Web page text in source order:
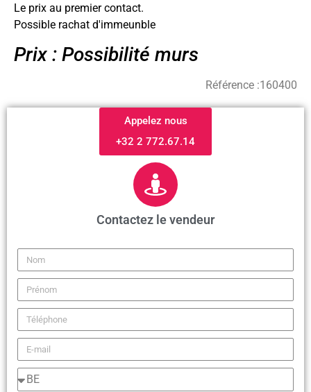
Le prix au premier contact.
Possible rachat d'immeunble
Prix : Possibilité murs
Référence :160400
Appelez nous
+32 2 772.67.14
Contactez le vendeur